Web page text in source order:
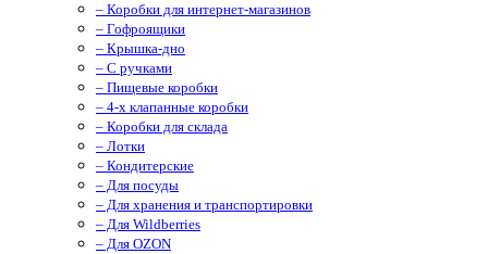
– Коробки для интернет-магазинов
– Гофроящики
– Крышка-дно
– С ручками
– Пищевые коробки
– 4-х клапанные коробки
– Коробки для склада
– Лотки
– Кондитерские
– Для посуды
– Для хранения и транспортировки
– Для Wildberries
– Для OZON